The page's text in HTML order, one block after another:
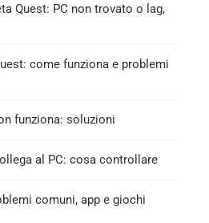
Quest: PC non trovato o lag,
come funziona e problemi
funziona: soluzioni
al PC: cosa controllare
comuni, app e giochi